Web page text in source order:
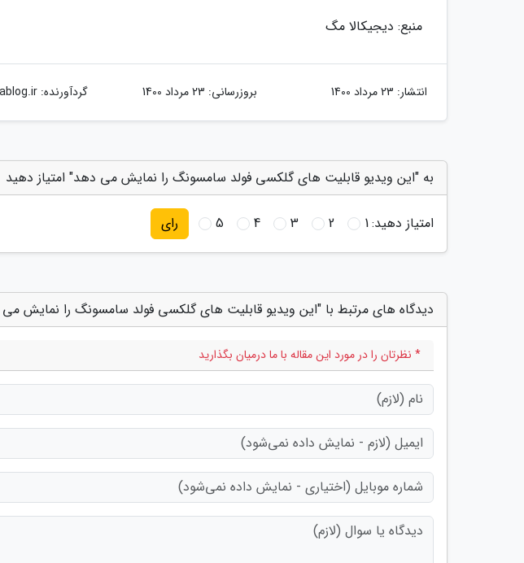
منبع: دیجیکالا مگ
انتشار: 23 مرداد 1400 بروزرسانی: 23 مرداد 1400 گردآورنده:
به "این ویدیو قابلیت های گلکسی فولد سامسونگ را نمایش می دهد" امتیاز دهید
امتیاز دهید:1
2
3
4
5 رای
دیدگاه های مرتبط با "این ویدیو قابلیت های گلکسی فولد سامسونگ را نمایش
* نظرتان را در مورد این مقاله با ما درمیان بگذارید